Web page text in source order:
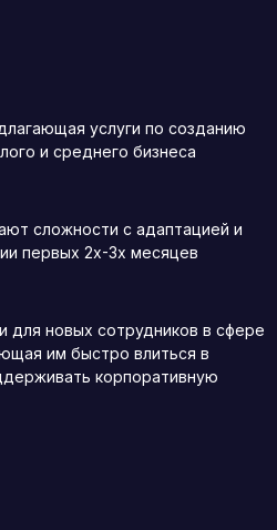
услуги по созданию
и среднего бизнеса
сложности с адаптацией и
первых 2х-3х месяцев
для новых сотрудников в сфере
им быстро влиться в
корпоративную